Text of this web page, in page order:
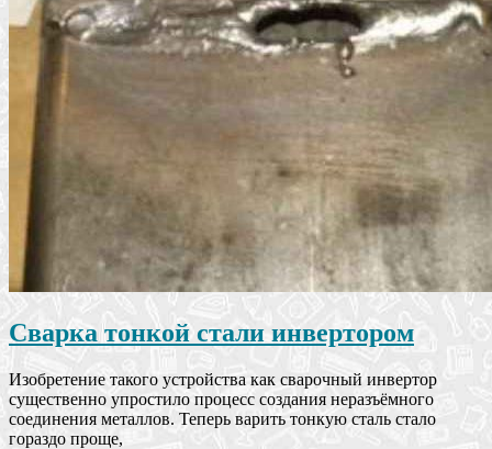
Сварка тонкой стали инвертором
Изобретение такого устройства как сварочный инвертор
существенно упростило процесс создания неразъёмного
соединения металлов. Теперь варить тонкую сталь стало
гораздо проще,